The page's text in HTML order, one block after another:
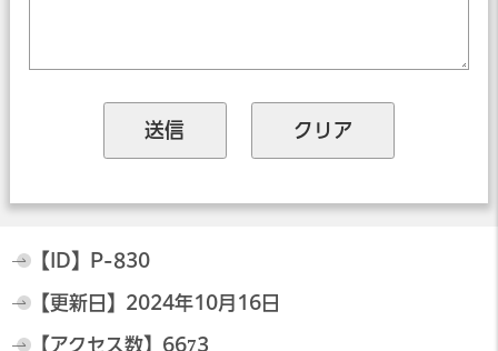
【ID】 P-830
【更新日】 2024年10月16日
【アクセス数】 6673